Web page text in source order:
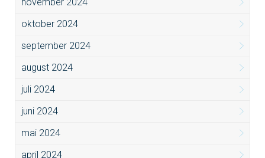
oktober 2024
september 2024
august 2024
juli 2024
juni 2024
mai 2024
april 2024